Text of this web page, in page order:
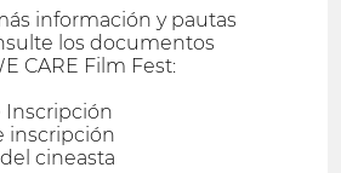
información y pautas
los documentos
CARE Film Fest:
Inscripción
inscripción
cineasta